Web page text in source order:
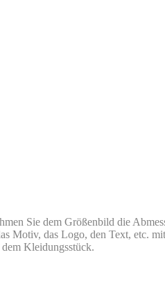
Sie dem Größenbild die
Motiv, das Logo, den Text, etc.
Kleidungsstück.